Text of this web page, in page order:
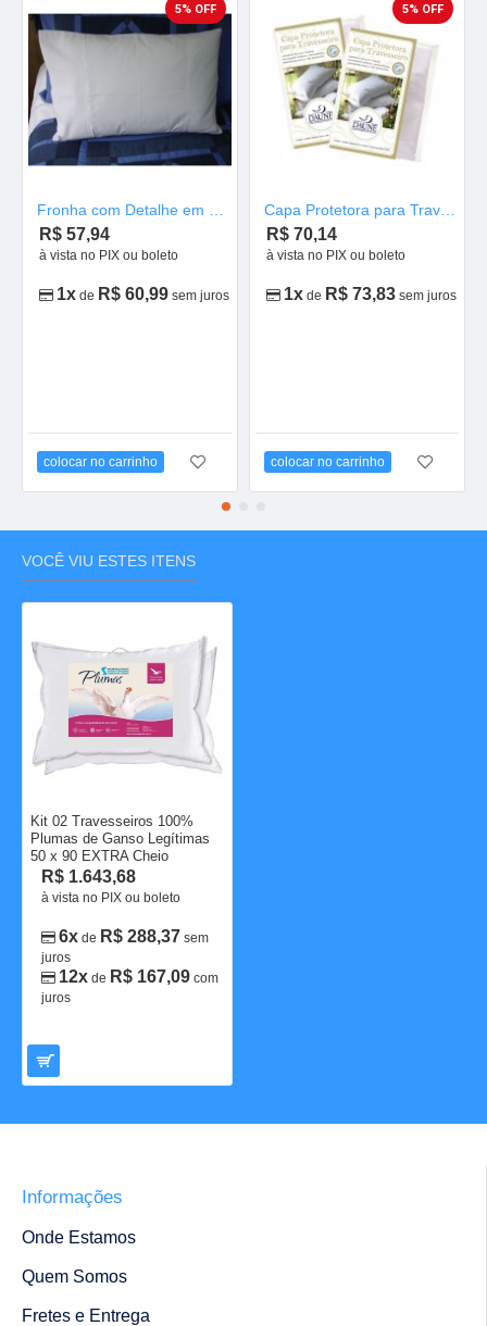
5% OFF
R$ 57,94
à vista no PIX ou boleto
1x de R$ 60,99 sem juros
colocar no carrinho
5% OFF
R$ 70,14
à vista no PIX ou boleto
1x de R$ 73,83 sem juros
colocar no carrinho
VOCÊ VIU ESTES ITENS
Kit 02 Travesseiros 100%
Plumas de Ganso Legítimas
50 x 90 EXTRA Cheio
R$ 1.643,68
à vista no PIX ou boleto
6x de R$ 288,37 sem
juros
12x de R$ 167,09 com
juros
Informações
Onde Estamos
Quem Somos
Fretes e Entrega